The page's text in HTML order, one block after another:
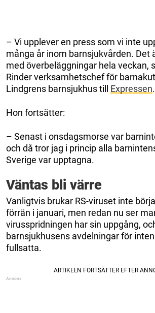
– Vi upplever en press som vi inte
många år inom barnsjukvården. Det
med överbeläggningar hela veckan,
Rinder verksamhetschef för
Lindgrens barnsjukhus till Expressen.
Hon fortsätter:
– Senast i onsdagsmorse var
och då tror jag i princip alla
Sverige var upptagna.
Väntas bli värre
Vanligtvis brukar RS-viruset inte
förrän i januari, men redan nu ser
virusspridningen har sin uppgång,
barnsjukhusens avdelningar för
fullsatta.